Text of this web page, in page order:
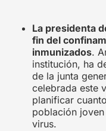
La presidenta
fin del
inmunizados.
institución, ha
de la junta
celebrada este
planificar
población
virus.